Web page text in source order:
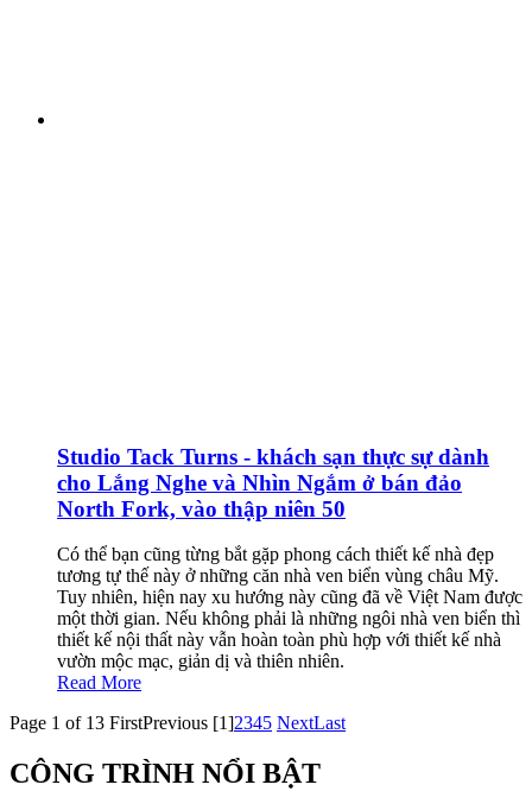
Studio Tack Turns - khách sạn thực sự dành
cho Lắng Nghe và Nhìn Ngắm ở bán đảo
North Fork, vào thập niên 50
Có thể bạn cũng từng bắt gặp phong cách thiết kế nhà đẹp
tương tự thế này ở những căn nhà ven biển vùng châu Mỹ.
Tuy nhiên, hiện nay xu hướng này cũng đã về Việt Nam được
một thời gian. Nếu không phải là những ngôi nhà ven biển thì
thiết kế nội thất này vẫn hoàn toàn phù hợp với thiết kế nhà
vườn mộc mạc, giản dị và thiên nhiên.
Read More
Page 1 of 13 FirstPrevious [1]2345 NextLast
CÔNG TRÌNH NỔI BẬT